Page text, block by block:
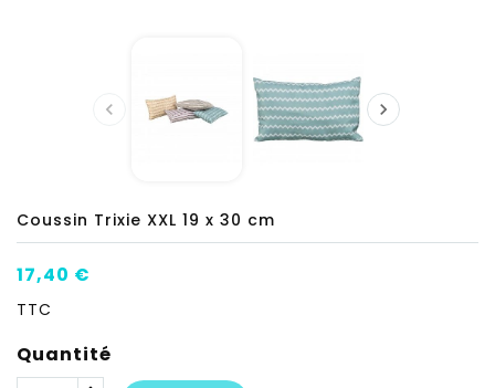
 
Coussin Trixie XXL 19 x 30 cm
17,40 €
TTC
Quantité